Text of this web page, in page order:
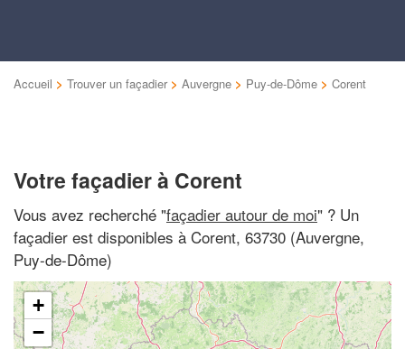
Accueil > Trouver un façadier > Auvergne > Puy-de-Dôme > Corent
Votre façadier à Corent
Vous avez recherché "façadier autour de moi" ? Un
façadier est disponibles à Corent, 63730 (Auvergne,
Puy-de-Dôme)
+
−